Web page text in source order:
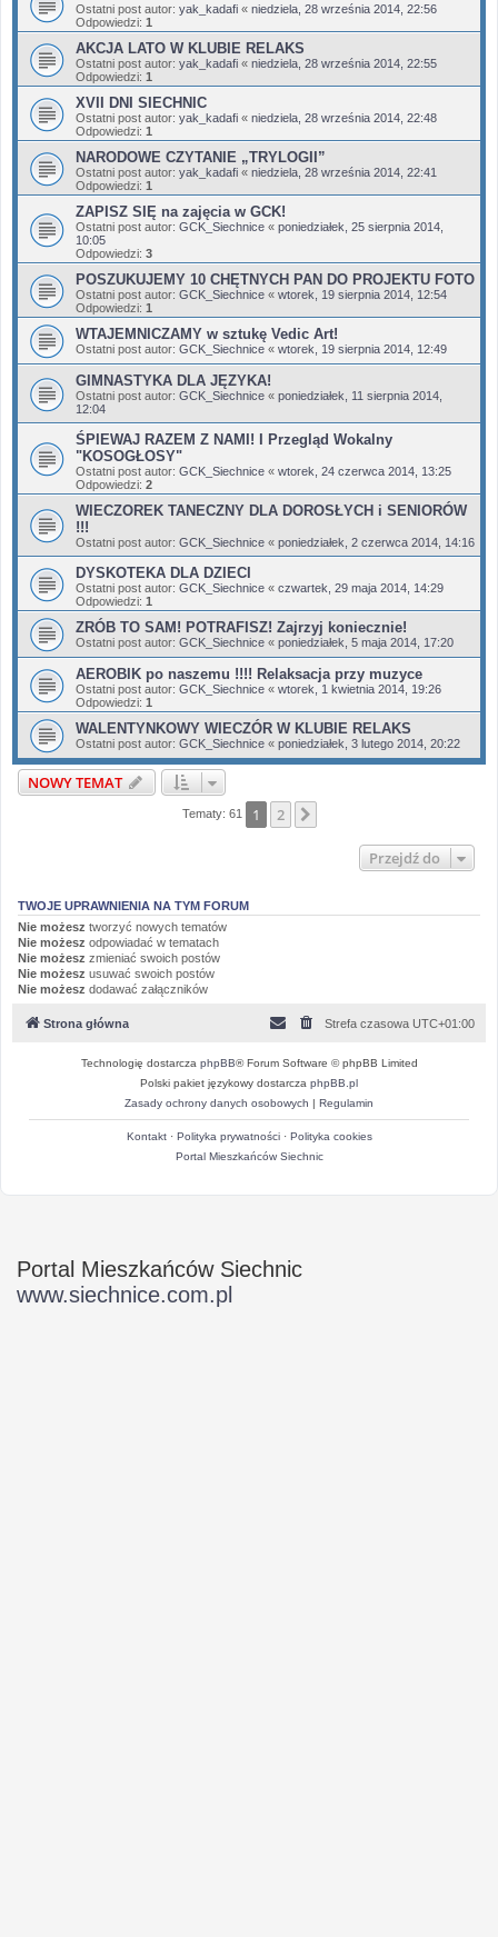
Ostatni post autor: yak_kadafi « niedziela, 28 września 2014, 22:56
Odpowiedzi: 1
AKCJA LATO W KLUBIE RELAKS
Ostatni post autor: yak_kadafi « niedziela, 28 września 2014, 22:55
Odpowiedzi: 1
XVII DNI SIECHNIC
Ostatni post autor: yak_kadafi « niedziela, 28 września 2014, 22:48
Odpowiedzi: 1
NARODOWE CZYTANIE „TRYLOGII”
Ostatni post autor: yak_kadafi « niedziela, 28 września 2014, 22:41
Odpowiedzi: 1
ZAPISZ SIĘ na zajęcia w GCK!
Ostatni post autor: GCK_Siechnice « poniedziałek, 25 sierpnia 2014,
10:05
Odpowiedzi: 3
POSZUKUJEMY 10 CHĘTNYCH PAN DO PROJEKTU FOTO
Ostatni post autor: GCK_Siechnice « wtorek, 19 sierpnia 2014, 12:54
Odpowiedzi: 1
WTAJEMNICZAMY w sztukę Vedic Art!
Ostatni post autor: GCK_Siechnice « wtorek, 19 sierpnia 2014, 12:49
GIMNASTYKA DLA JĘZYKA!
Ostatni post autor: GCK_Siechnice « poniedziałek, 11 sierpnia 2014,
12:04
ŚPIEWAJ RAZEM Z NAMI! I Przegląd Wokalny
"KOSOGŁOSY"
Ostatni post autor: GCK_Siechnice « wtorek, 24 czerwca 2014, 13:25
Odpowiedzi: 2
WIECZOREK TANECZNY DLA DOROSŁYCH i SENIORÓW
!!!
Ostatni post autor: GCK_Siechnice « poniedziałek, 2 czerwca 2014, 14:16
DYSKOTEKA DLA DZIECI
Ostatni post autor: GCK_Siechnice « czwartek, 29 maja 2014, 14:29
Odpowiedzi: 1
ZRÓB TO SAM! POTRAFISZ! Zajrzyj koniecznie!
Ostatni post autor: GCK_Siechnice « poniedziałek, 5 maja 2014, 17:20
AEROBIK po naszemu !!!! Relaksacja przy muzyce
Ostatni post autor: GCK_Siechnice « wtorek, 1 kwietnia 2014, 19:26
Odpowiedzi: 1
WALENTYNKOWY WIECZÓR W KLUBIE RELAKS
Ostatni post autor: GCK_Siechnice « poniedziałek, 3 lutego 2014, 20:22
NOWY TEMAT
Tematy: 61 1 2
Przejdź do
TWOJE UPRAWNIENIA NA TYM FORUM
Nie możesz tworzyć nowych tematów
Nie możesz odpowiadać w tematach
Nie możesz zmieniać swoich postów
Nie możesz usuwać swoich postów
Nie możesz dodawać załączników
Strona główna Strefa czasowa UTC+01:00
Technologię dostarcza phpBB® Forum Software © phpBB Limited
Polski pakiet językowy dostarcza phpBB.pl
Zasady ochrony danych osobowych | Regulamin
Kontakt· Polityka prywatności· Polityka cookies
Portal Mieszkańców Siechnic
Portal Mieszkańców Siechnic
www.siechnice.com.pl